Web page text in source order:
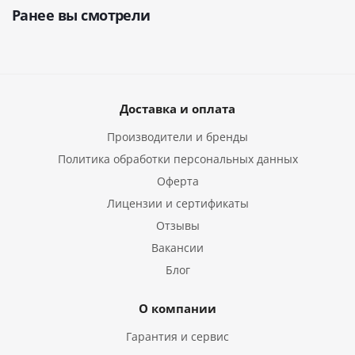
Ранее вы смотрели
Доставка и оплата
Производители и бренды
Политика обработки персональных данных
Оферта
Лицензии и сертификаты
Отзывы
Вакансии
Блог
О компании
Гарантия и сервис